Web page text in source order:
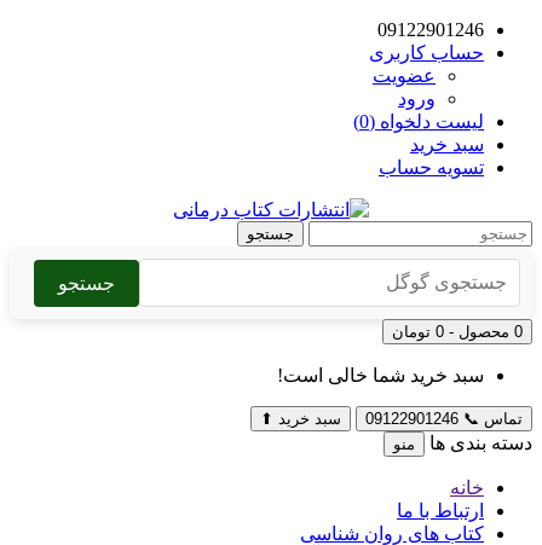
09122901246
حساب کاربری
عضویت
ورود
لیست دلخواه (0)
سبد خرید
تسویه حساب
جستجو
جستجو
0 محصول - 0 تومان
سبد خرید شما خالی است!
تماس 📞
09122901246 سبد خرید ⬆
دسته بندی ها منو
خانه
ارتباط با ما
کتاب های روان شناسی